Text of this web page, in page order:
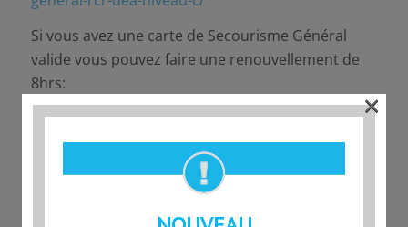
Si vous avez une carte de Secourisme Général
valide vous pouvez faire une renouvellement de
8hrs:
https://secourismercrquebec.com/produit/
Veuillez noter que les normes demandées
peuvent être différente d’un endroit à l’autre.
×